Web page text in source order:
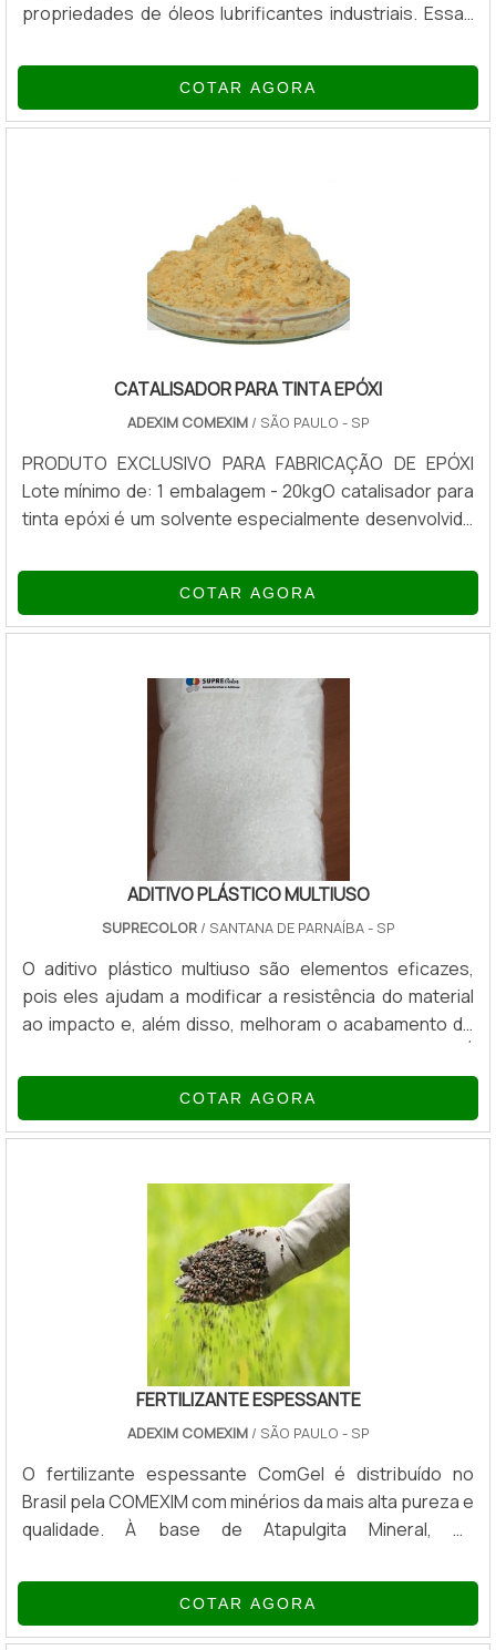
propriedades de óleos lubrificantes industriais. Essas
base, criam fluidos protetores específicos para cada
utilização nos mais diversos segmentos, como na
indústria mecânica e automobilística. As substâncias
de refrigeração, entre outros elementos. Sempr.
COTAR AGORA
CATALISADOR PARA TINTA EPÓXI
ADEXIM COMEXIM/ SÃO PAULO - SP
PRODUTO EXCLUSIVO PARA FABRICAÇÃO DE EPÓXI
Lote mínimo de: 1 embalagem - 20kgO catalisador para
tinta epóxi é um solvente especialmente desenvolvido
apresenta diferenciais em relação a tintas comuns,
umidade. Durabilidade e qualidade. Resiste a altas
catalisadorPor tratar-se de uma tinta com resistência
elevada, é necessário o uso de catalisador p.
COTAR AGORA
ADITIVO PLÁSTICO MULTIUSO
SUPRECOLOR/ SANTANA DE PARNAÍBA - SP
O aditivo plástico multiuso são elementos eficazes,
pois eles ajudam a modificar a resistência do material
ao impacto e, além disso, melhoram o acabamento do
visível que os aditivos para plásticos possuem
inúmeros pontos positivos relacionados ao seu uso, os
aditivos para plásticos ainda são ótimos materiais para
PLÁSTICOSExistem quatro tipos diferentes de modelos
de aditivos de plásticos. São el.
COTAR AGORA
FERTILIZANTE ESPESSANTE
ADEXIM COMEXIM/ SÃO PAULO - SP
O fertilizante espessante ComGel é distribuído no
Brasil pela COMEXIM com minérios da mais alta pureza e
qualidade. À base de Atapulgita Mineral, os
aplicados em sistema aquoso, sistema solvente com o
auxílio de um surfactante e em sistemas sem solvente.
Algumas aplicações dos espessantes inorgânicos em
COTAR AGORA